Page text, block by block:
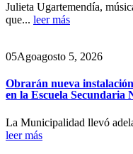
Julieta Ugartemendía,
que... leer más
05Agoagosto 5, 2026
Obrarán nueva
en la Escuela Secundaria
La Municipalidad llevó
leer más